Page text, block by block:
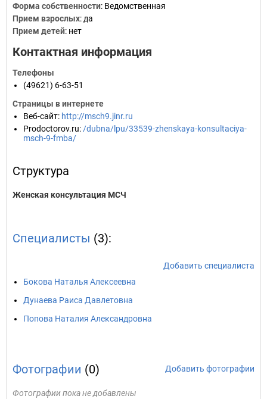
Форма собственности: Ведомственная
Прием взрослых: да
Прием детей: нет
Контактная информация
Телефоны
(49621) 6-63-51
Страницы в интернете
Веб-сайт: http://msch9.jinr.ru
Prodoctorov.ru: /dubna/lpu/33539-zhenskaya-konsultaciya-
msch-9-fmba/
Структура
Женская консультация МСЧ
Специалисты (3):
Добавить специалиста
Бокова Наталья Алексеевна
Дунаева Раиса Давлетовна
Попова Наталия Александровна
Фотографии (0) Добавить фотографии
Фотографии пока не добавлены